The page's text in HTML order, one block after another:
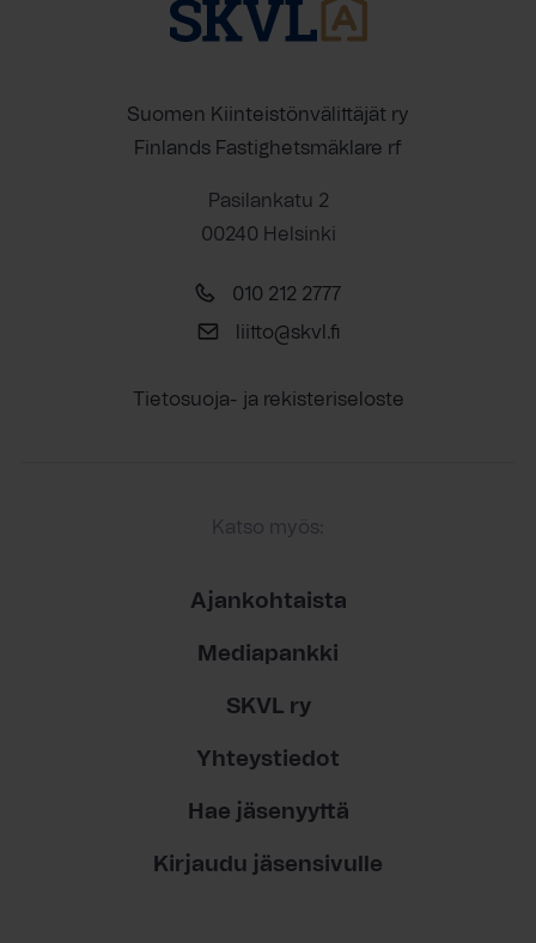
Suomen Kiinteistönvälittäjät ry
Finlands Fastighetsmäklare rf
Pasilankatu 2
00240 Helsinki
010 212 2777
liitto@skvl.fi
Tietosuoja- ja rekisteriseloste
Katso myös:
Ajankohtaista
Mediapankki
SKVL ry
Yhteystiedot
Hae jäsenyyttä
Kirjaudu jäsensivulle